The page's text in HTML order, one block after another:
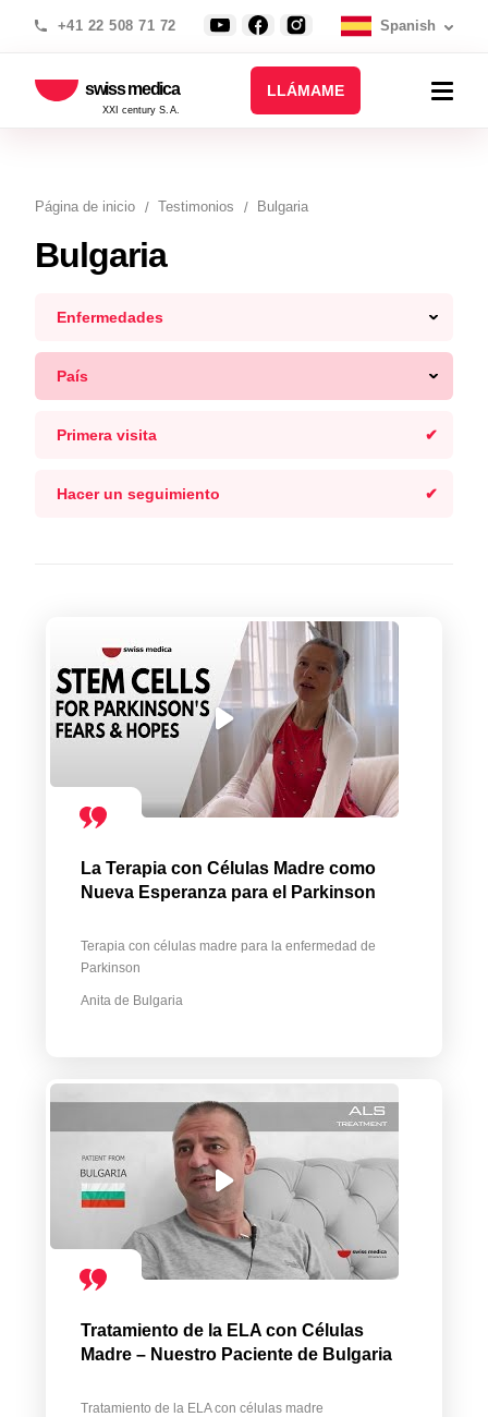
+41 22 508 71 72 Spanish
swiss medica
XXI century S.A.
LLÁMAME
Página de inicio Testimonios Bulgaria
Bulgaria
Enfermedades
País
Primera visita
Hacer un seguimiento
La Terapia con Células Madre como
Nueva Esperanza para el Parkinson
Terapia con células madre para la enfermedad de
Parkinson
Anita de Bulgaria
Tratamiento de la ELA con Células
Madre – Nuestro Paciente de Bulgaria
Tratamiento de la ELA con células madre